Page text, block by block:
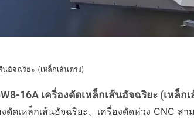
นอัจฉริยะ (เหล็กเส้นตรง)
16A เครื่องดัดเหล็กเส้นอัจฉริยะ (เหล็ก
งดัดเหล็กเส้นอัจฉริยะ、เครื่องดัดห่วง CNC ส